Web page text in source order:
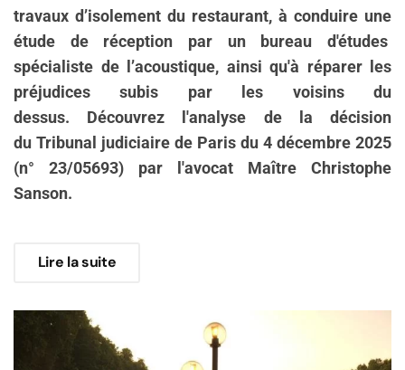
travaux d’isolement du restaurant, à conduire une
étude de réception par un bureau d'études
spécialiste de l’acoustique, ainsi qu'à réparer les
préjudices subis par les voisins du
dessus. Découvrez l'analyse de la décision
du Tribunal judiciaire de Paris du 4 décembre 2025
(n° 23/05693) par l'avocat Maître Christophe
Sanson.
Lire la suite